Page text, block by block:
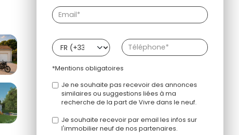
*Mentions obligatoires
Je ne souhaite pas recevoir des annonces
similaires ou suggestions liées à ma
recherche de la part de Vivre dans le neuf.
Je souhaite recevoir par email les infos sur
l'immobilier neuf de nos partenaires.